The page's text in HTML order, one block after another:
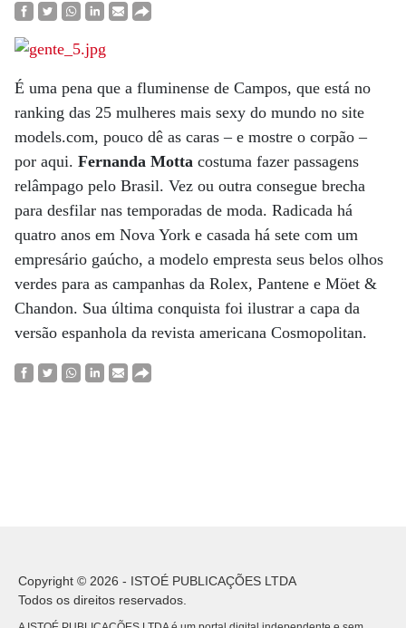
É uma pena que a fluminense de Campos, que está no
ranking das 25 mulheres mais sexy do mundo no site
models.com, pouco dê as caras – e mostre o corpão –
por aqui. Fernanda Motta costuma fazer passagens
relâmpago pelo Brasil. Vez ou outra consegue brecha
para desfilar nas temporadas de moda. Radicada há
quatro anos em Nova York e casada há sete com um
empresário gaúcho, a modelo empresta seus belos olhos
verdes para as campanhas da Rolex, Pantene e Möet &
Chandon. Sua última conquista foi ilustrar a capa da
versão espanhola da revista americana Cosmopolitan.
Copyright © 2026 - ISTOÉ PUBLICAÇÕES LTDA
Todos os direitos reservados.